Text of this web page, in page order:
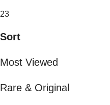
23
Sort
Most Viewed
Rare & Original